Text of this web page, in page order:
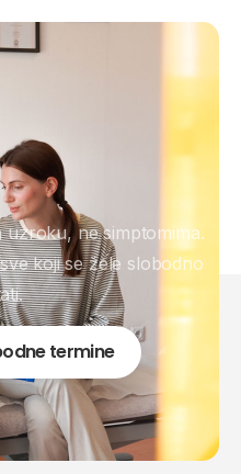
uzroku, ne simptomima.
koji se žele slobodno
termine